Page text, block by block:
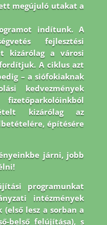
megújuló utakat a
indítunk. A
fejlesztési
kizárólag a városi
A ciklus azt
– a siófokiaknak
kedvezmények
kizárólag az
építésére
járni, jobb
programunkat
intézmények
lesz a sorban a
belső felújítása), s